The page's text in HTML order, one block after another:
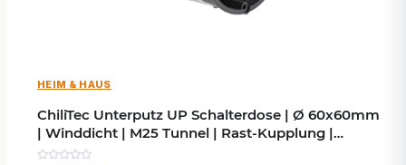
HEIM & HAUS
ChiliTec Unterputz UP Schalterdose | Ø 60x60mm
| Winddicht | M25 Tunnel | Rast-Kupplung |
schwarz